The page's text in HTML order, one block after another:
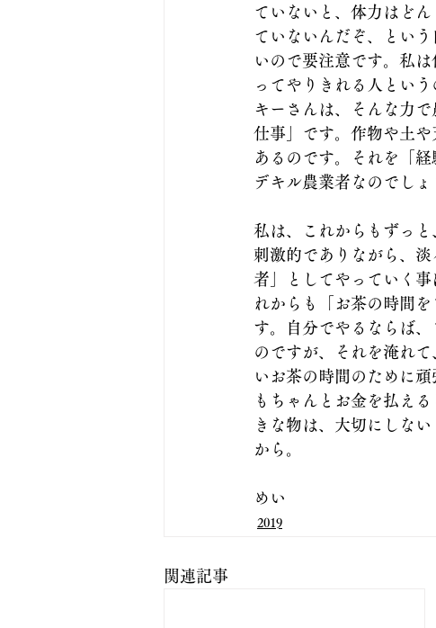
ていないと、体力はど
ていないんだぞ、とい
いので要注意です。私
ってやりきれる人とい
キーさんは、そんな力
仕事」です。作物や土
あるのです。それを「
デキル農業者なのでしょ
私は、これからもずっ
刺激的でありながら、
者」としてやっていく
れからも「お茶の時間
す。自分でやるならば
のですが、それを淹れ
いお茶の時間のために
もちゃんとお金を払え
きな物は、大切にしな
から。
めい
2019
関連記事